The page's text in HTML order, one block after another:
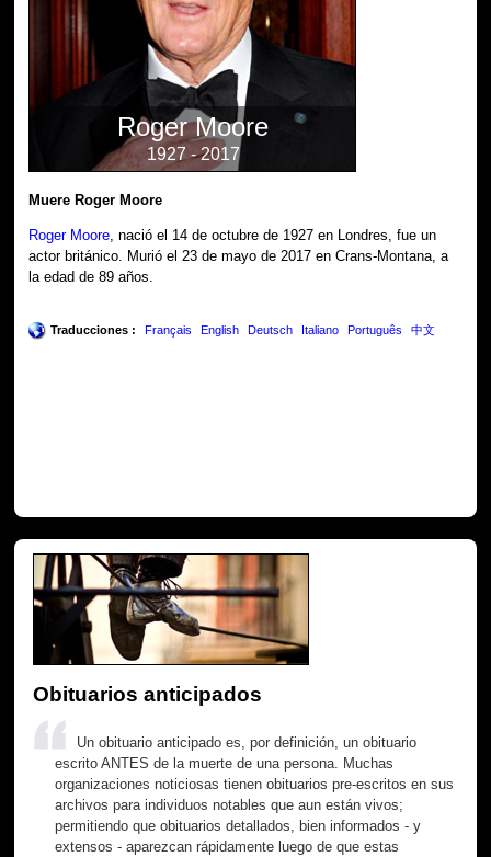
Roger Moore
1927 - 2017
Muere Roger Moore
Roger Moore , nació el 14 de octubre de 1927 en Londres, fue un
actor británico. Murió el 23 de mayo de 2017 en Crans-Montana, a
la edad de 89 años.
Traducciones : Français English Deutsch Italiano Português 中文
Obituarios anticipados
Un obituario anticipado es, por definición, un obituario
escrito ANTES de la muerte de una persona. Muchas
organizaciones noticiosas tienen obituarios pre-escritos en sus
archivos para individuos notables que aun están vivos;
permitiendo que obituarios detallados, bien informados - y
extensos - aparezcan rápidamente luego de que estas